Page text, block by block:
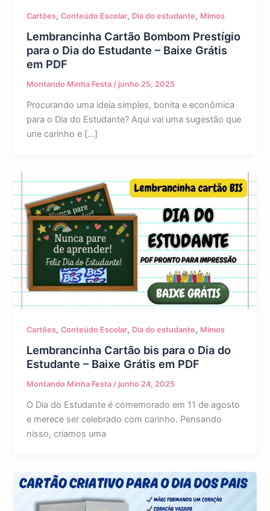
Cartões,Conteúdo Escolar, Dia do estudante, Mimos
Lembrancinha Cartão Bombom Prestígio
para o Dia do Estudante – Baixe Grátis
em PDF
Montando Minha Festa/ junho 25, 2025
Procurando uma ideia simples, bonita e econômica
para o Dia do Estudante? Aqui vai uma sugestão que
une carinho e […]
Cartões,Conteúdo Escolar, Dia do estudante, Mimos
Lembrancinha Cartão bis para o Dia do
Estudante – Baixe Grátis em PDF
Montando Minha Festa/ junho 24, 2025
O Dia do Estudante é comemorado em 11 de agosto
e merece ser celebrado com carinho. Pensando
nisso, criamos uma